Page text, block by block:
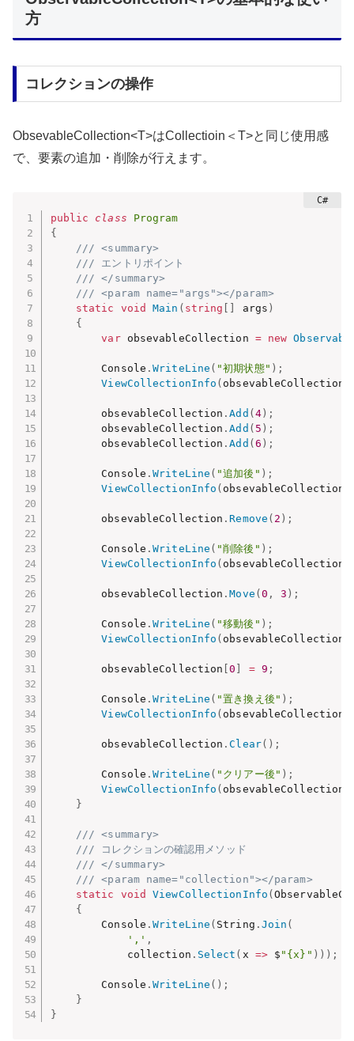
方
コレクションの操作
ObsevableCollection<T>はCollectioin＜T>と同じ使用感
で、要素の追加・削除が行えます。
public class
Program
{
/// <summary>
/// エントリポイント
/// </summary>
/// <param name="args"></param>
static
void Main ( string [ ] args )
{
var obsevableCollection = new
        Console
.WriteLine ( "初期状態" ) ;
ViewCollectionInfo ( obsevableCollection
        obsevableCollection
.Add (4) ;
        obsevableCollection
.Add ( 5 ) ;
        obsevableCollection
.Add (6 ) ;
        Console
.WriteLine ( "追加後" ) ;
ViewCollectionInfo ( obsevableCollection
        obsevableCollection
.Remove ( 2 ) ;
        Console
.WriteLine ( "削除後" ) ;
ViewCollectionInfo ( obsevableCollection
        obsevableCollection
.Move (0 , 3 ) ;
        Console
.WriteLine ( "移動後" ) ;
ViewCollectionInfo ( obsevableCollection
        obsevableCollection
[0 ] = 9 ;
        Console
.WriteLine ( "置き換え後" ) ;
ViewCollectionInfo ( obsevableCollection
        obsevableCollection
.Clear( ) ;
        Console
.WriteLine ( "クリアー後" ) ;
ViewCollectionInfo ( obsevableCollection
}
/// <summary>
/// コレクションの確認用メソッド
/// </summary>
/// <param name="collection"></param>
static
void ViewCollectionInfo (
{
        Console
.WriteLine ( String . Join (
',' ,
            collection
. Select ( x => $ "{x}" ) ) ) ;
        Console
.WriteLine ( ) ;
}
}